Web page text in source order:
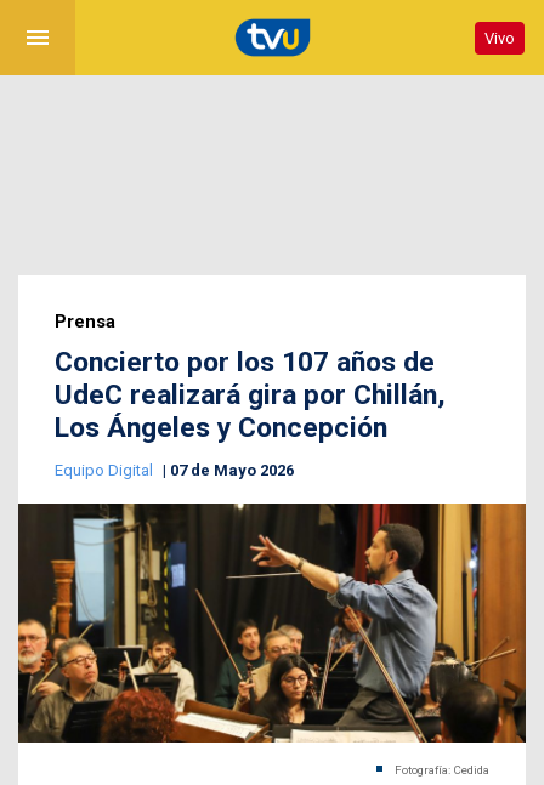
menu Vivo
Prensa
Concierto por los 107 años de
UdeC realizará gira por Chillán,
Los Ángeles y Concepción
Equipo Digital 07 de Mayo 2026
Fotografía: Cedida